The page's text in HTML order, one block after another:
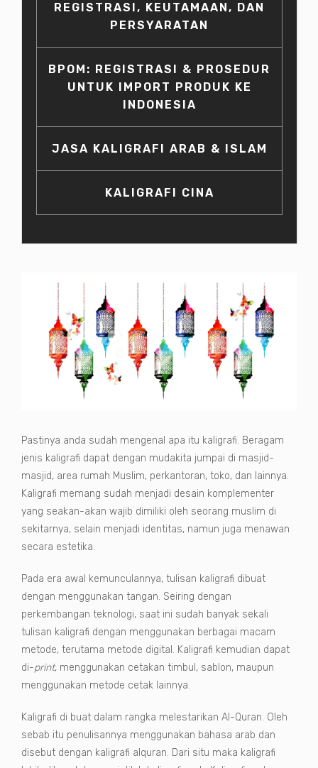
REGISTRASI, KEUTAMAAN, DAN
PERSYARATAN
BPOM: REGISTRASI & PROSEDUR
UNTUK IMPORT PRODUK KE
INDONESIA
JASA KALIGRAFI ARAB & ISLAM
KALIGRAFI CINA
Pastinya anda sudah mengenal apa itu kaligrafi. Beragam
jenis kaligrafi dapat dengan mudakita jumpai di masjid-
masjid, area rumah Muslim, perkantoran, toko, dan lainnya.
Kaligrafi memang sudah menjadi desain komplementer
yang seakan-akan wajib dimiliki oleh seorang muslim di
sekitarnya, selain menjadi identitas, namun juga menawan
secara estetika.
Pada era awal kemunculannya, tulisan kaligrafi dibuat
dengan menggunakan tangan. Seiring dengan
perkembangan teknologi, saat ini sudah banyak sekali
tulisan kaligrafi dengan menggunakan berbagai macam
metode, terutama metode digital. Kaligrafi kemudian dapat
di-print, menggunakan cetakan timbul, sablon, maupun
menggunakan metode cetak lainnya.
Kaligrafi di buat dalam rangka melestarikan Al-Quran. Oleh
sebab itu penulisannya menggunakan bahasa arab dan
disebut dengan kaligrafi alquran. Dari situ maka kaligrafi